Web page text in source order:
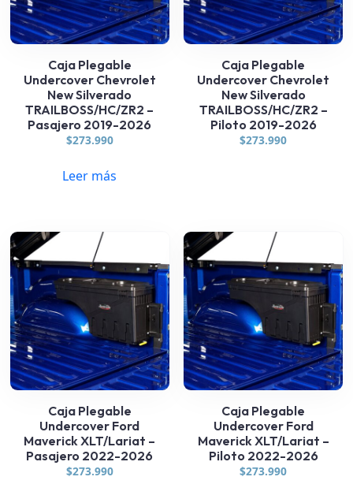
Caja Plegable
Undercover Chevrolet
New Silverado
TRAILBOSS/HC/ZR2 –
Pasajero 2019-2026
$273.990
Leer más
Caja Plegable
Undercover Chevrolet
New Silverado
TRAILBOSS/HC/ZR2 –
Piloto 2019-2026
$273.990
Caja Plegable
Undercover Ford
Maverick XLT/Lariat –
Pasajero 2022-2026
$273.990
Caja Plegable
Undercover Ford
Maverick XLT/Lariat –
Piloto 2022-2026
$273.990